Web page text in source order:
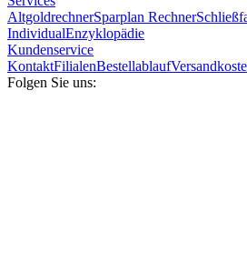
AltgoldrechnerSparplan Rechner
IndividualEnzyklopädie
Kundenservice
KontaktFilialenBestellablauf
Folgen Sie uns: